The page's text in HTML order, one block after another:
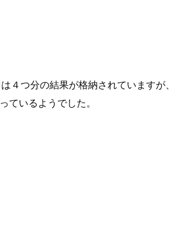
つ分の結果が格納されていますが、
ているようでした。